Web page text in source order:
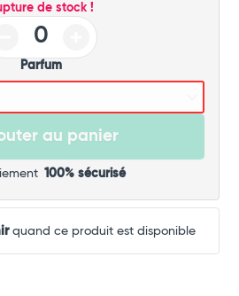
de stock !
Parfum
au panier
100% sécurisé
quand ce produit est disponible